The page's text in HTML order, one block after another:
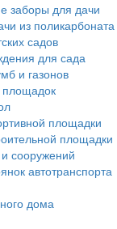
заборы для дачи
из поликарбоната
садов
для сада
и газонов
площадок
площадки
площадки
сооружений
автотранспорта
дома